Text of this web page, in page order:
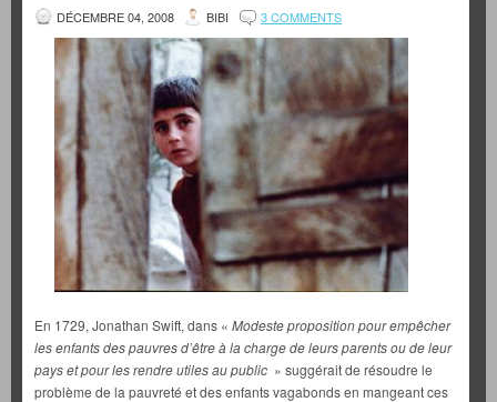
DÉCEMBRE 04, 2008 BIBI 3 COMMENTS
En 1729, Jonathan Swift, dans « Modeste proposition pour empêcher
les enfants des pauvres d’être à la charge de leurs parents ou de leur
pays et pour les rendre utiles au public » suggérait de résoudre le
problème de la pauvreté et des enfants vagabonds en mangeant ces